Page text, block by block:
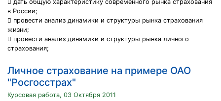
 дать общую характеристику современного рынка страхования
в России;
 провести анализ динамики и структуры рынка страхования
жизни;
 провести анализ динамики и структуры рынка личного
страхования;
Личное страхование на примере ОАО
"Росгосстрах"
Курсовая работа, 03 Октября 2011